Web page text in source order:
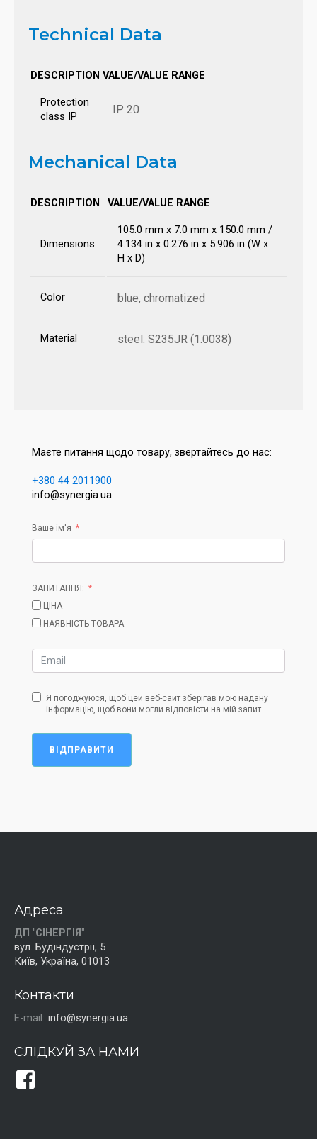
Technical Data
DESCRIPTION VALUE/VALUE RANGE
Protection
class IP
IP 20
Mechanical Data
DESCRIPTION VALUE/VALUE RANGE
Dimensions
105.0 mm x 7.0 mm x 150.0 mm /
4.134 in x 0.276 in x 5.906 in (W x
H x D)
Color blue, chromatized
Material steel: S235JR (1.0038)
Маєте питання щодо товару, звертайтесь до нас:
+380 44 2011900
info@synergia.ua
Ваше ім'я
ЗАПИТАННЯ:
ЦІНА
НАЯВНІСТЬ ТОВАРА
Я погоджуюся, щоб цей веб-сайт зберігав мою надану
інформацію, щоб вони могли відповісти на мій запит
ВІДПРАВИТИ
Адреса
ДП "СІНЕРГІЯ"
вул. Будіндустрії, 5
Київ, Україна, 01013
Контакти
E-mail: info@synergia.ua
СЛІДКУЙ ЗА НАМИ